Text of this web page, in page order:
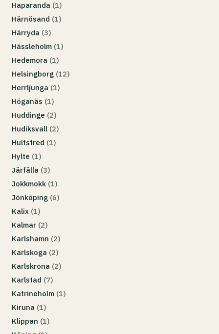
Haparanda (1)
Härnösand (1)
Härryda (3)
Hässleholm (1)
Hedemora (1)
Helsingborg (12)
Herrljunga (1)
Höganäs (1)
Huddinge (2)
Hudiksvall (2)
Hultsfred (1)
Hylte (1)
Järfälla (3)
Jokkmokk (1)
Jönköping (6)
Kalix (1)
Kalmar (2)
Karlshamn (2)
Karlskoga (2)
Karlskrona (2)
Karlstad (7)
Katrineholm (1)
Kiruna (1)
Klippan (1)